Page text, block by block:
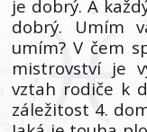
je dobrý. A
dobrý. Umím
umím? V čem
mistrovství je
vztah rodiče k
záležitost 4.